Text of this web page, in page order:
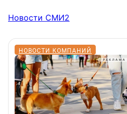
Новости СМИ2
НОВОСТИ КОМПАНИЙ